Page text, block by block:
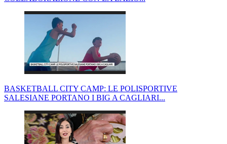
BASKETBALL CITY CAMP: LE POLISPORTIVE
SALESIANE PORTANO I BIG A CAGLIARI...